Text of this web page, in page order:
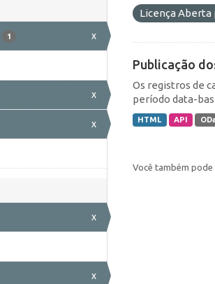
1 x
x
x
x
x
Licença Aberta
Publicação
Os registros de
período data-
HTML API
Você também pode